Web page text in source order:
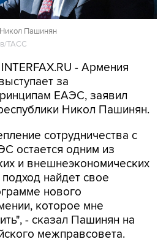
Пашинян
ТАСС
- Армения
за
ЕАЭС, заявил
Никол Пашинян.
сотрудничества с
остается одним из
и внешнеэкономических
найдет свое
нового
которое мне
- сказал Пашинян на
межправсовета.